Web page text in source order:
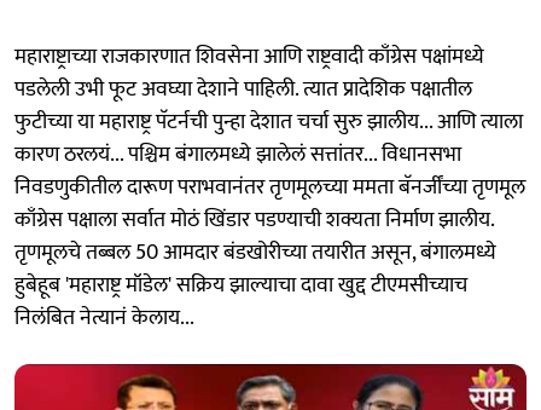
महाराष्ट्राच्या राजकारणात शिवसेना आणि राष्ट्रवादी काँग्रेस पक्षांमध्ये
पडलेली उभी फूट अवघ्या देशाने पाहिली. त्यात प्रादेशिक पक्षातील
फुटीच्या या महाराष्ट्र पॅटर्नची पुन्हा देशात चर्चा सुरु झालीय... आणि त्याला
कारण ठरलयं... पश्चिम बंगालमध्ये झालेलं सत्तांतर... विधानसभा
निवडणुकीतील दारूण पराभवानंतर तृणमूलच्या ममता बॅनर्जींच्या तृणमूल
काँग्रेस पक्षाला सर्वात मोठं खिंडार पडण्याची शक्यता निर्माण झालीय.
तृणमूलचे तब्बल 50 आमदार बंडखोरीच्या तयारीत असून, बंगालमध्ये
हुबेहूब 'महाराष्ट्र मॉडेल' सक्रिय झाल्याचा दावा खुद्द टीएमसीच्याच
निलंबित नेत्यानं केलाय...